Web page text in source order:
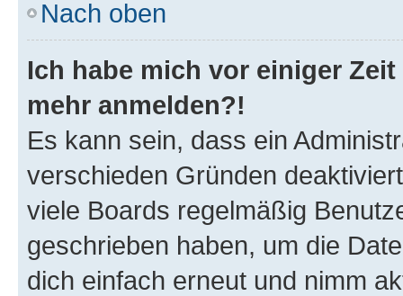
Nach oben
Ich habe mich vor einiger
mehr anmelden?!
Es kann sein, dass ein
verschieden Gründen
viele Boards regelmäßig
geschrieben haben, um die
dich einfach erneut und nimm